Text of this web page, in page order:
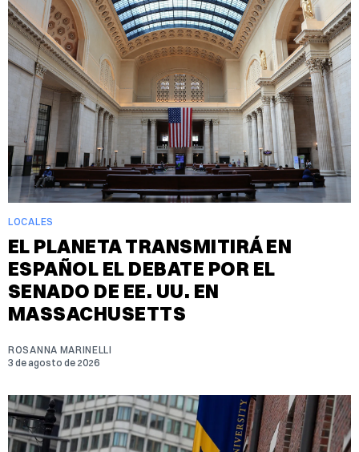
LOCALES
EL PLANETA TRANSMITIRÁ EN
ESPAÑOL EL DEBATE POR EL
SENADO DE EE. UU. EN
MASSACHUSETTS
ROSANNA MARINELLI
3 de agosto de 2026